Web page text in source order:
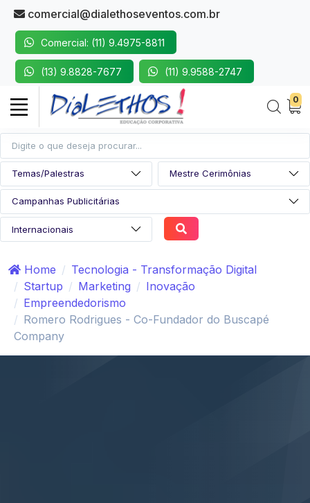
comercial@dialethoseventos.com.br
Comercial: (11) 9.4975-8811
(13) 9.8828-7677 (11) 9.9588-2747
0
Home
Tecnologia - Transformação Digital
Startup
Marketing
Inovação
Empreendedorismo
Romero Rodrigues - Co-Fundador do Buscapé
Company